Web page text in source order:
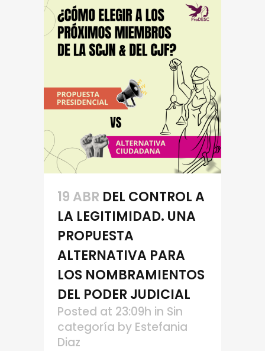
19 ABR DEL CONTROL A
LA LEGITIMIDAD. UNA
PROPUESTA
ALTERNATIVA PARA
LOS NOMBRAMIENTOS
DEL PODER JUDICIAL
Posted at 23:09h in Sin
categoría by Estefania
Diaz